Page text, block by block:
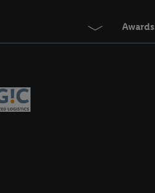
Awards